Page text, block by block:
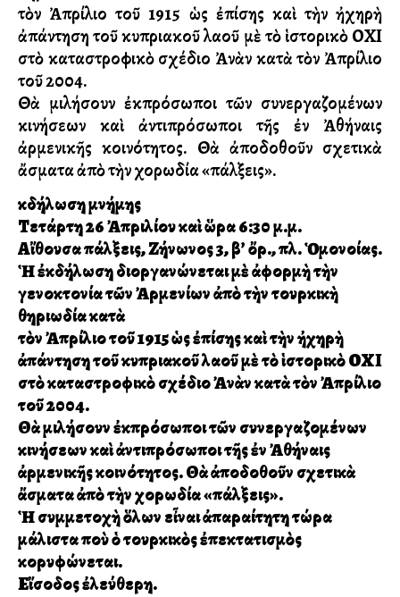
τὸν Ἀπρίλιο τοῦ 1915 ὡς ἐπίσης καὶ τὴν ἠχηρὴ
ἀπάντηση τοῦ κυπριακοῦ λαοῦ μὲ τὸ ἱστορικὸ ΟΧΙ
στὸ καταστροφικὸ σχέδιο Ἀνὰν κατὰ τὸν Ἀπρίλιο
τοῦ 2004.
Θὰ μιλήσουν ἐκπρόσωποι τῶν συνεργαζομένων
κινήσεων καὶ ἀντιπρόσωποι τῆς ἐν Ἀθήναις
ἀρμενικῆς κοινότητος. Θὰ ἀποδοθοῦν σχετικὰ
ἄσματα ἀπὸ τὴν χορωδία «Ἐπάλξεις».
Ἐκδήλωση μνήμης
Τετάρτη 26 Ἀπριλίου καὶ ὥρα 6:30 μ.μ.
Αἴθουσα Ἐπάλξεις, Ζήνωνος 3, β’ ὄρ., πλ. Ὁμονοίας.
Ἡ ἐκδήλωση διοργανώνεται μὲ ἀφορμὴ τὴν
γενοκτονία τῶν Ἀρμενίων ἀπὸ τὴν τουρκικὴ
θηριωδία κατὰ
τὸν Ἀπρίλιο τοῦ 1915 ὡς ἐπίσης καὶ τὴν ἠχηρὴ
ἀπάντηση τοῦ κυπριακοῦ λαοῦ μὲ τὸ ἱστορικὸ ΟΧΙ
στὸ καταστροφικὸ σχέδιο Ἀνὰν κατὰ τὸν Ἀπρίλιο
τοῦ 2004.
Θὰ μιλήσουν ἐκπρόσωποι τῶν συνεργαζομένων
κινήσεων καὶ ἀντιπρόσωποι τῆς ἐν Ἀθήναις
ἀρμενικῆς κοινότητος. Θὰ ἀποδοθοῦν σχετικὰ
ἄσματα ἀπὸ τὴν χορωδία «Ἐπάλξεις».
Ἡ συμμετοχὴ ὅλων εἶναι ἀπαραίτητη τώρα
μάλιστα ποὺ ὁ τουρκικὸς ἐπεκτατισμὸς
κορυφώνεται.
Εἴσοδος ἐλεύθερη.